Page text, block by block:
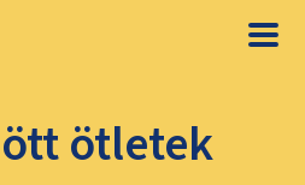
ötletek